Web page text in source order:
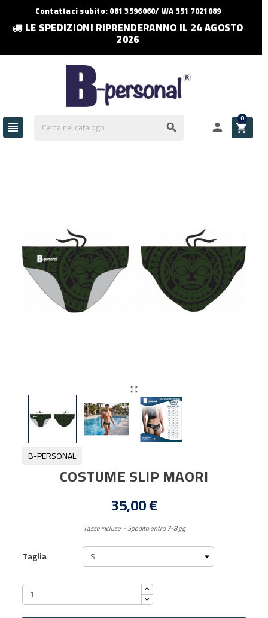
Contattaci subito: 081 3596060/ WA 351 7021089
LE SPEDIZIONI RIPRENDERANNO IL 24 AGOSTO
2026
   
0

B-PERSONAL
COSTUME SLIP MAORI
35,00 €
Tasse incluse Spedito entro 7-8 gg
Taglia